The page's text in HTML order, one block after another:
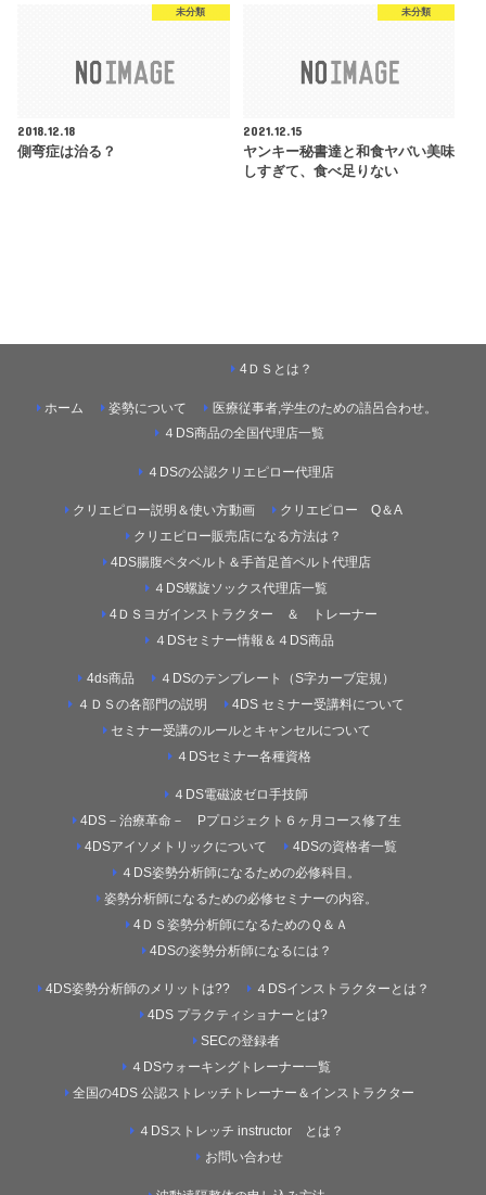
未分類
2018.12.18
側弯症は治る？
未分類
2021.12.15
ヤンキー秘書達と和食ヤバい美味
しすぎて、食べ足りない
ホーム
4ＤＳとは？
姿勢について
医療従事者,学生のための語呂合わせ。
４DS商品の全国代理店一覧
４DSの公認クリエピロー代理店
クリエピロー説明＆使い方動画
クリエピロー Q＆A
クリエピロー販売店になる方法は？
4DS腸腹ペタベルト＆手首足首ベルト代理店
４DS螺旋ソックス代理店一覧
4ＤＳヨガインストラクター ＆ トレーナー
４DSセミナー情報＆４DS商品
4ds商品
４DSのテンプレート（S字カーブ定規）
４ＤＳの各部門の説明
4DS セミナー受講料について
セミナー受講のルールとキャンセルについて
４DSセミナー各種資格
４DS電磁波ゼロ手技師
4DS－治療革命－ Pプロジェクト６ヶ月コース修了生
4DSアイソメトリックについて
4DSの資格者一覧
４DS姿勢分析師になるための必修科目。
姿勢分析師になるための必修セミナーの内容。
4ＤＳ姿勢分析師になるためのＱ＆Ａ
4DSの姿勢分析師になるには？
4DS姿勢分析師のメリットは??
４DSインストラクターとは？
4DS プラクティショナーとは?
SECの登録者
４DSウォーキングトレーナー一覧
全国の4DS 公認ストレッチトレーナー＆インストラクター
４DSストレッチ instructor とは？
お問い合わせ